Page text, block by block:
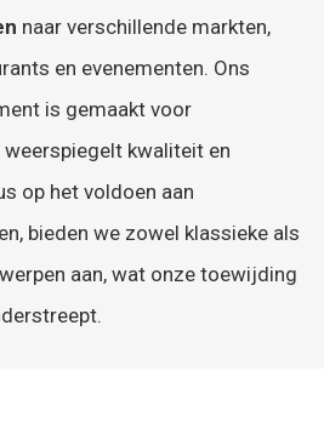
naar verschillende markten,
en evenementen. Ons
is gemaakt voor
kwaliteit en
op het voldoen aan
bieden we zowel klassieke als
aan, wat onze toewijding